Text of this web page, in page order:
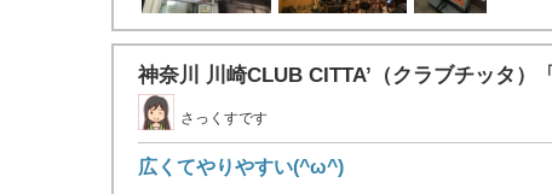
神奈川 川崎CLUB CITTA’（クラブチッタ）「
さっくすです
広くてやりやすい(^ω^)